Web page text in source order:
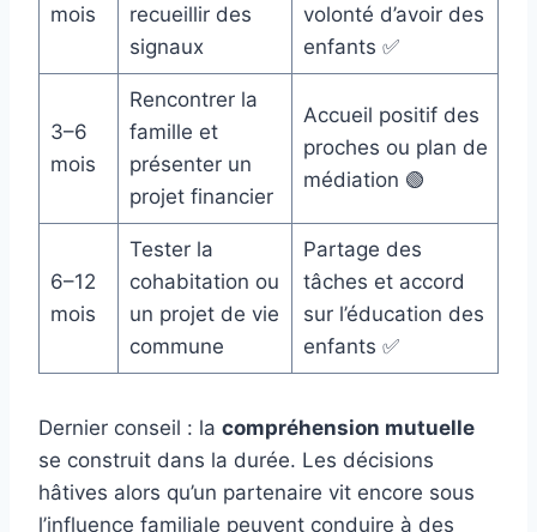
mois
recueillir des
signaux
volonté d’avoir des
enfants ✅
3–6
mois
Rencontrer la
famille et
présenter un
projet financier
Accueil positif des
proches ou plan de
médiation 🟢
6–12
mois
Tester la
cohabitation ou
un projet de vie
commune
Partage des
tâches et accord
sur l’éducation des
enfants ✅
Dernier conseil : la compréhension mutuelle
se construit dans la durée. Les décisions
hâtives alors qu’un partenaire vit encore sous
l’influence familiale peuvent conduire à des